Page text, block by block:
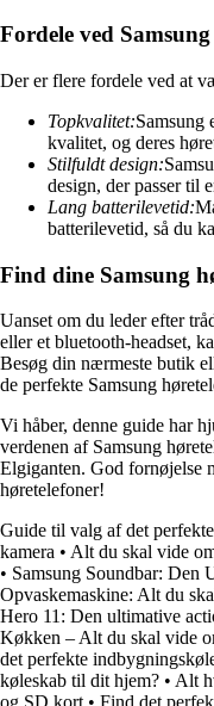
Fordele ved
Der er flere fordele ved at
Topkvalitet:Samsung
kvalitet, og deres
Stilfuldt design:
design, der passer til
Lang batterilevetid:
batterilevetid, så du
Find dine Samsung
Uanset om du leder efter
eller et bluetooth-headset,
Besøg din nærmeste butik
de perfekte Samsung
Vi håber, denne guide har
verdenen af Samsung
Elgiganten. God fornøjelse
høretelefoner!
Guide til valg af det
kamera • Alt du skal vide
• Samsung Soundbar: Den
Opvaskemaskine: Alt du
Hero 11: Den ultimative
Køkken – Alt du skal vide
det perfekte
køleskab til dit hjem? • Alt